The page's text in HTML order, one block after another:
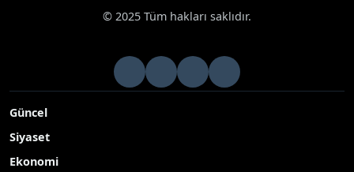
© 2025 Tüm hakları saklıdır.
Güncel
Siyaset
Ekonomi